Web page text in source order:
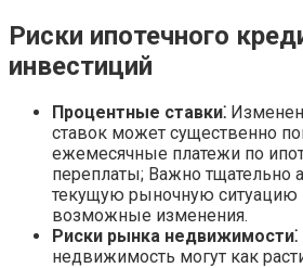
Риски ипотечного
инвестиций
Процентные ставки⁚
ставок может существенно
ежемесячные платежи по
переплаты; Важно тщательно
текущую рыночную ситуацию
возможные изменения.
Риски рынка недвижимости⁚
недвижимость могут как